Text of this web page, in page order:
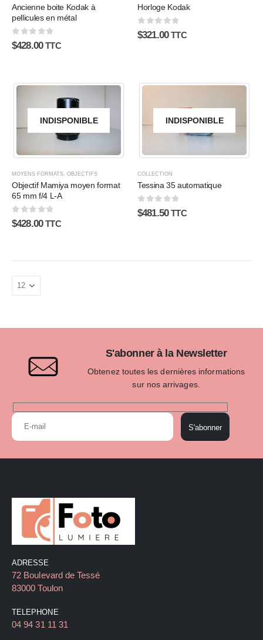
Ancienne boite Kodak à
pellicules en métal
0sur 5
$428.00 TTC
Horloge Kodak
0sur 5
$321.00 TTC
INDISPONIBLE
MOYENS FORMATS OBJECTIFS
Objectif Mamiya moyen format
65 mm f/4 L-A
0sur 5
$428.00 TTC
INDISPONIBLE
COLLECTION
Tessina 35 automatique
0sur 5
$481.50 TTC
S'abonner à la Newsletter
Obtenez toutes les dernières informations
sur nos arrivages.
S'abonner
ADRESSE
72 Boulevard de Tessé
83000 Toulon
TELEPHONE
04 94 31 11 31